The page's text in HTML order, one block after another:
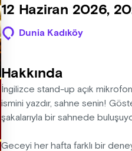
12 Haziran 2026,
Dunia Kadıköy
Hakkında
İngilizce stand-up açık
ismini yazdır, sahne senin!
şakalarıyla bir sahnede
Geceyi her hafta farklı bir